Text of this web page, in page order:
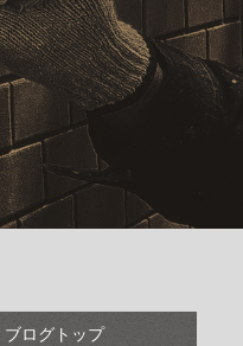
ブログトップ